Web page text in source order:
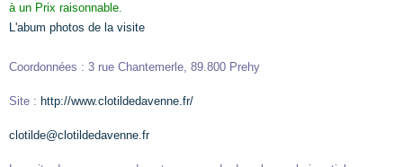
à un Prix raisonnable.
L'abum photos de la visite
Coordonnées : 3 rue Chantemerle, 89.800 Prehy
Site : http://www.clotildedavenne.fr/
clotilde@clotildedavenne.fr